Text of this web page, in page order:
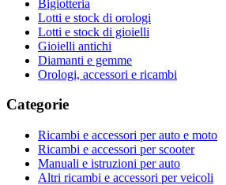
Bigiotteria
Lotti e stock di orologi
Lotti e stock di gioielli
Gioielli antichi
Diamanti e gemme
Orologi, accessori e ricambi
Categorie
Ricambi e accessori per auto e moto
Ricambi e accessori per scooter
Manuali e istruzioni per auto
Altri ricambi e accessori per veicoli